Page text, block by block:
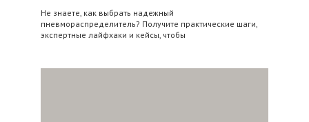
Не знаете, как выбрать надежный
пневмораспределитель? Получите практические шаги,
экспертные лайфхаки и кейсы, чтобы